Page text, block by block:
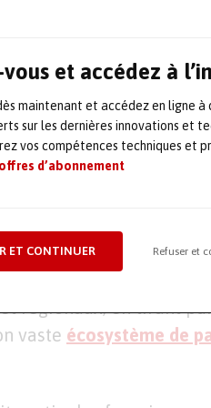
et accédez à
maintenant et accédez en ligne
sur les dernières innovations et
vos compétences techniques et
d’abonnement
ET CONTINUER Refuser et
des solutions, la
leader dans ces
Manager,
mondiale
régionaux, en tirant
vaste écosystème de